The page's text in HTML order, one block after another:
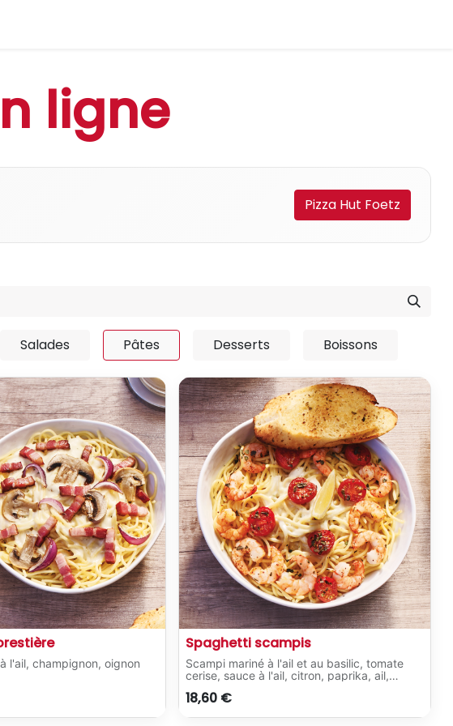
ligne
Pizza Hut Foetz
Salades Pâtes Desserts Boissons
l'ail, champignon, oignon
Spaghetti scampis
Scampi mariné à l'ail et au basilic, tomate
cerise, sauce à l'ail, citron, paprika, ail,
Servi avec 2 pains à l'ail classiques.
18,60 €